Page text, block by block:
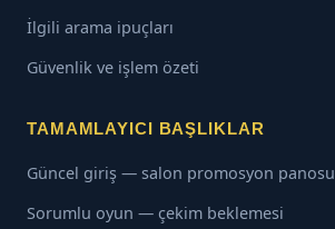
İlgili arama ipuçları
Güvenlik ve işlem özeti
TAMAMLAYICI BAŞLIKLAR
Güncel giriş — salon promosyon panosu
Sorumlu oyun — çekim beklemesi